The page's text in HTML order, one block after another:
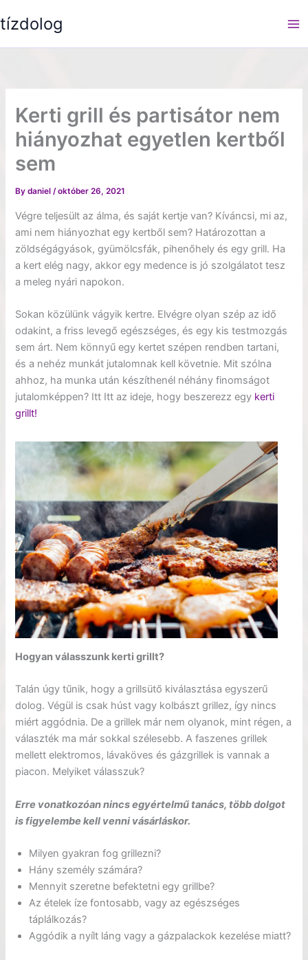
to
tízdolog
Kerti grill és partisátor nem
hiányozhat egyetlen kertből
sem
Bydaniel/október 26, 2021
Végre teljesült az álma, és saját kertje van? Kíváncsi, mi az,
ami nem hiányozhat egy kertből sem? Határozottan a
zöldségágyások, gyümölcsfák, pihenőhely és egy grill. Ha
a kert elég nagy, akkor egy medence is jó szolgálatot tesz
a meleg nyári napokon.
Sokan közülünk vágyik kertre. Elvégre olyan szép az idő
odakint, a friss levegő egészséges, és egy kis testmozgás
sem árt. Nem könnyű egy kertet szépen rendben tartani,
és a nehéz munkát jutalomnak kell követnie. Mit szólna
ahhoz, ha munka után készíthenél néhány finomságot
jutalomképpen? Itt Itt az ideje, hogy beszerezz egy kerti
grillt!
Hogyan válasszunk kerti grillt?
Talán úgy tűnik, hogy a grillsütő kiválasztása egyszerű
dolog. Végül is csak húst vagy kolbászt grillez, így nincs
miért aggódnia. De a grillek már nem olyanok, mint régen, a
választék ma már sokkal szélesebb. A faszenes grillek
mellett elektromos, lávaköves és gázgrillek is vannak a
piacon. Melyiket válasszuk?
Erre vonatkozóan nincs egyértelmű tanács, több dolgot
is figyelembe kell venni vásárláskor.
Milyen gyakran fog grillezni?
Hány személy számára?
Mennyit szeretne befektetni egy grillbe?
Az ételek íze fontosabb, vagy az egészséges
táplálkozás?
Aggódik a nyílt láng vagy a gázpalackok kezelése miatt?